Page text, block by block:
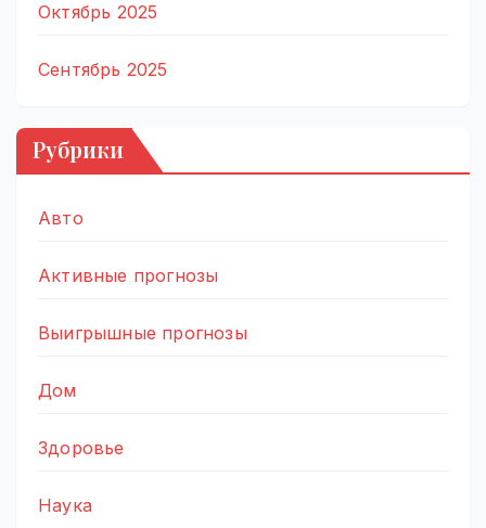
Октябрь 2025
Сентябрь 2025
Рубрики
Авто
Активные прогнозы
Выигрышные прогнозы
Дом
Здоровье
Наука